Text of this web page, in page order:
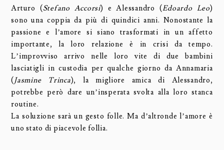
Arturo (Stefano Accorsi) e Alessandro (Edoardo Leo)
sono una coppia da più di quindici anni. Nonostante la
passione e l’amore si siano trasformati in un affetto
importante, la loro relazione è in crisi da tempo.
L’improvviso arrivo nelle loro vite di due bambini
lasciatigli in custodia per qualche giorno da Annamaria
(Jasmine Trinca), la migliore amica di Alessandro,
potrebbe però dare un’insperata svolta alla loro stanca
routine.
La soluzione sarà un gesto folle. Ma d’altronde l’amore è
uno stato di piacevole follia.